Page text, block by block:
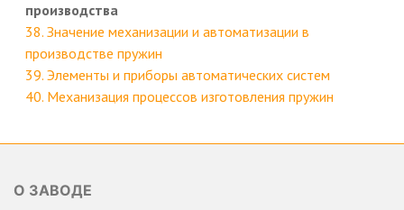
производства
38. Значение механизации и автоматизации в
производстве пружин
39. Элементы и приборы автоматических систем
40. Механизация процессов изготовления пружин
О ЗАВОДЕ